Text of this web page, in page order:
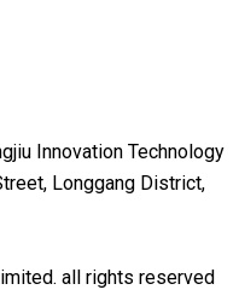
Innovation Technology
Longgang District,
all rights reserved